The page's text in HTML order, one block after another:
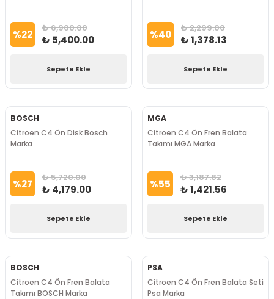
%22 ₺ 6,900.00
₺ 5,400.00
Sepete Ekle
%40 ₺ 2,299.00
₺ 1,378.13
Sepete Ekle
BOSCH
Citroen C4 Ön Disk Bosch
Marka
%27 ₺ 5,720.00
₺ 4,179.00
Sepete Ekle
MGA
Citroen C4 Ön Fren Balata
Takımı MGA Marka
%55 ₺ 3,187.82
₺ 1,421.56
Sepete Ekle
BOSCH
Citroen C4 Ön Fren Balata
Takımı BOSCH Marka
PSA
Citroen C4 Ön Fren Balata Seti
Psa Marka